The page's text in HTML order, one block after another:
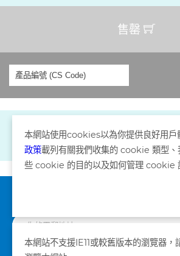
售罄
本網站使用cookies以為你提供良好用戶
政策載列有關我們收集的 cookie 類型、
些 cookie 的目的以及如何管理 cookie
本網站不支援IE11或較舊版本的瀏覽器，